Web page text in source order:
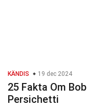
KÄNDIS 19 dec 2024
25 Fakta Om Bob
Persichetti